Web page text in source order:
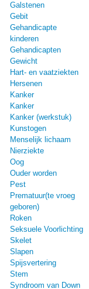
Galstenen
Gebit
Gehandicapte
kinderen
Gehandicapten
Gewicht
Hart- en vaatziekten
Hersenen
Kanker
Kanker
Kanker (werkstuk)
Kunstogen
Menselijk lichaam
Nierziekte
Oog
Ouder worden
Pest
Prematuur(te vroeg
geboren)
Roken
Seksuele Voorlichting
Skelet
Slapen
Spijsvertering
Stem
Syndroom van Down